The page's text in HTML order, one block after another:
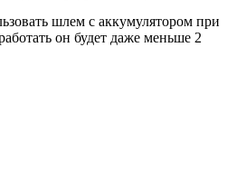
шлем с аккумулятором при
он будет даже меньше 2